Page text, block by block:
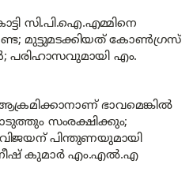
സി.പി.ഐ.എമ്മിനെ
മുട്ടുമടക്കിയത് കോൺഗ്രസ്
പരിഹാസവുമായി എം.
ഭാവമെങ്കിൽ
സംരക്ഷിക്കും;
വിജയന് പിന്തുണയുമായി
കുമാർ എം.എൽ.എ